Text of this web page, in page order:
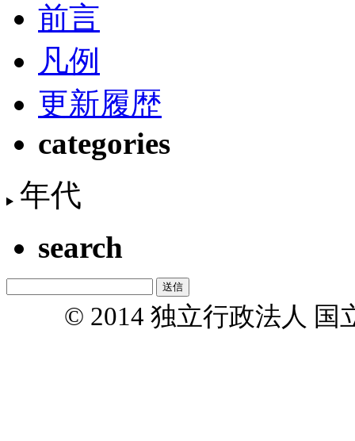
前言
凡例
更新履歴
categories
年代
search
© 2014 独立行政法人 国